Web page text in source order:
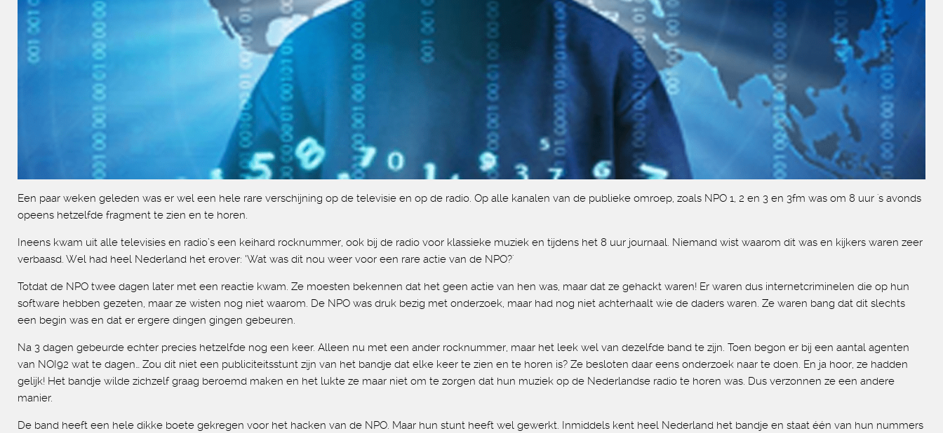
Een paar weken geleden was er wel een hele rare verschijning op de televisie en op de radio. Op alle kanalen van de publieke omroep, zoals NPO 1, 2 en 3 en 3fm was om 8 uur 's avonds
opeens hetzelfde fragment te zien en te horen.
Ineens kwam uit alle televisies en radio’s een keihard rocknummer, ook bij de radio voor klassieke muziek en tijdens het 8 uur journaal. Niemand wist waarom dit was en kijkers waren zeer
verbaasd. Wel had heel Nederland het erover: ‘Wat was dit nou weer voor een rare actie van de NPO?'
Totdat de NPO twee dagen later met een reactie kwam. Ze moesten bekennen dat het geen actie van hen was, maar dat ze gehackt waren! Er waren dus internetcriminelen die op hun
software hebben gezeten, maar ze wisten nog niet waarom. De NPO was druk bezig met onderzoek, maar had nog niet achterhaalt wie de daders waren. Ze waren bang dat dit slechts
een begin was en dat er ergere dingen gingen gebeuren.
Na 3 dagen gebeurde echter precies hetzelfde nog een keer. Alleen nu met een ander rocknummer, maar het leek wel van dezelfde band te zijn. Toen begon er bij een aantal agenten
van NOI92 wat te dagen… Zou dit niet een publiciteitsstunt zijn van het bandje dat elke keer te zien en te horen is? Ze besloten daar eens onderzoek naar te doen. En ja hoor, ze hadden
gelijk! Het bandje wilde zichzelf graag beroemd maken en het lukte ze maar niet om te zorgen dat hun muziek op de Nederlandse radio te horen was. Dus verzonnen ze een andere
manier.
De band heeft een hele dikke boete gekregen voor het hacken van de NPO. Maar hun stunt heeft wel gewerkt. Inmiddels kent heel Nederland het bandje en staat één van hun nummers